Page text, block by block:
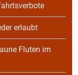
erlaubt
Fluten im